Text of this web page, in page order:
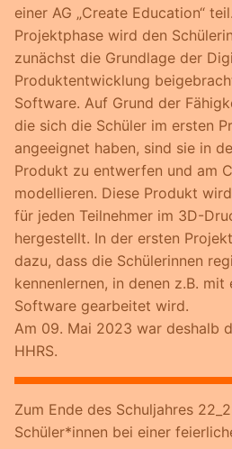
einer AG „Create Education“
Projektphase wird den
zunächst die Grundlage der
Produktentwicklung
Software. Auf Grund der
die sich die Schüler im ersten
angeeignet haben, sind sie in
Produkt zu entwerfen und am
modellieren. Diese Produkt
für jeden Teilnehmer im 3D-
hergestellt. In der ersten
dazu, dass die Schülerinnen
kennenlernen, in denen z.B. mit
Software gearbeitet wird.
Am 09. Mai 2023 war deshalb
HHRS.
Zum Ende des Schuljahres
Schüler*innen bei einer